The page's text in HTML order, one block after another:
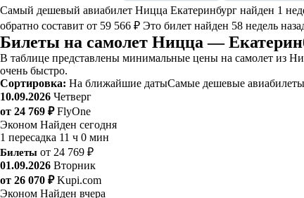
Самый дешевый авиабилет Ницца Екатеринбург найден 1
обратно составит от 59 566 ₽ Это билет найден 58 недель
Билеты на самолет Ницца —
В таблице представлены минимальные цены на самолет из
очень быстро.
Сортировка: На ближайшие датыСамые дешевые авиабилеты
10.09.2026 Четверг
от 24 769 ₽ FlyOne
Эконом Найден сегодня
1 пересадка 11 ч 0 мин
Билеты от 24 769 ₽
01.09.2026 Вторник
от 26 070 ₽ Kupi.com
Эконом Найден вчера